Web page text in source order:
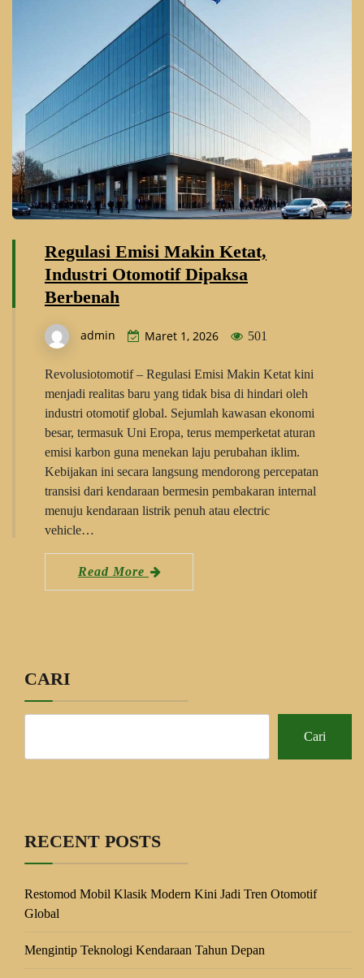
Regulasi Emisi Makin Ketat,
Industri Otomotif Dipaksa
Berbenah
admin Maret 1, 2026 501
Revolusiotomotif – Regulasi Emisi Makin Ketat kini
menjadi realitas baru yang tidak bisa di hindari oleh
industri otomotif global. Sejumlah kawasan ekonomi
besar, termasuk Uni Eropa, terus memperketat aturan
emisi karbon guna menekan laju perubahan iklim.
Kebijakan ini secara langsung mendorong percepatan
transisi dari kendaraan bermesin pembakaran internal
menuju kendaraan listrik penuh atau electric
vehicle…
Read More
CARI
Cari
RECENT POSTS
Restomod Mobil Klasik Modern Kini Jadi Tren Otomotif
Global
Mengintip Teknologi Kendaraan Tahun Depan